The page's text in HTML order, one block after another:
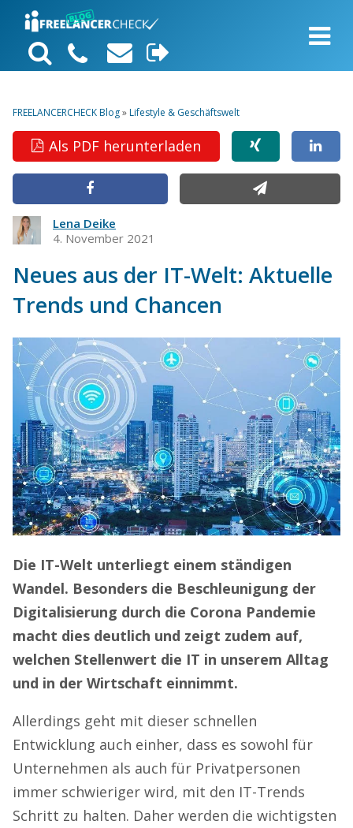
FREELANCERCHECK Blog»Lifestyle & Geschäftswelt
Als PDF herunterladen
Lena Deike
4. November 2021
Neues aus der IT-Welt: Aktuelle
Trends und Chancen
Die IT-Welt unterliegt einem ständigen
Wandel. Besonders die Beschleunigung der
Digitalisierung durch die Corona Pandemie
macht dies deutlich und zeigt zudem auf,
welchen Stellenwert die IT in unserem Alltag
und in der Wirtschaft einnimmt.
Allerdings geht mit dieser schnellen
Entwicklung auch einher, dass es sowohl für
Unternehmen als auch für Privatpersonen
immer schwieriger wird, mit den IT-Trends
Schritt zu halten. Daher werden die wichtigsten